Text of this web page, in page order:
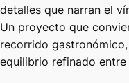
detalles que narran el
Un proyecto que
recorrido
equilibrio refinado